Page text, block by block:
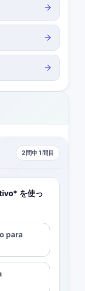
2問中1問目
を使っ
para